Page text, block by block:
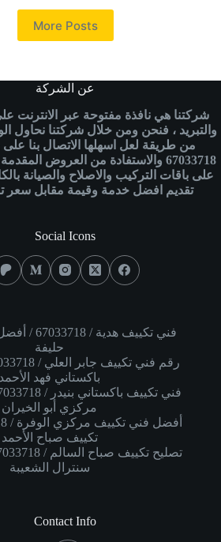
More Posts
عن الشركة
شركتنا هي نافذة مفتوحة عبر الانترنت
والتبريد ، فنحن ومن خلال شركتنا نحاول
من طريقة لعل اسهلها الاتصال بنا على
67033718والاستفادة من العروض
على باقات التركيب والاصلاح والصيانة
تقديم افضل خدمة وقيمة مقابل سعر
Social Icons
فني تكييف
حليفة
باكستاني فهد الأحمد
مركزي أبو الخيران
تكييف صباح الأحمد
سنترال الشعيبة
Contact Info